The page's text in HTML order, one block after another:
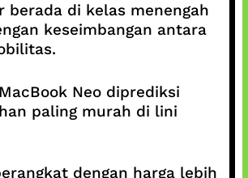
berada di kelas menengah
keseimbangan antara
Neo diprediksi
paling murah di lini
dengan harga lebih